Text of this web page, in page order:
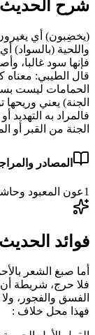
شرح الحديث
(يخضِبون) أي
واللحية (بالسواد)
فإنها سود غالبا،
قال الطيبي:
الحمامات ليست
الجنة) يعني
فالمراد به
الجنة من القبر أو
المصادر
1عون المعبود وحاشية
فوائد الحديث
أما صبغ الشعر
فلا حرج، شريطة أن
الفسق والفجور،
فهذا محل خلاف :